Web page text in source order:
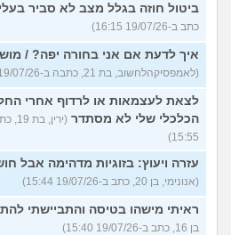
ביטול חוזה בגלל מצב לא סביר
כתב ב-19/07/26 16:15)
איך לדעת אם אני בחורה יפה? /
(לאמפסיקהלחשוב, בת 21, כתבה ב-19/07/26 16:04)
לצאת לעצמאות או לרדוף אחרי
הכלכלי שלי לא מסתדר
15:55)
עזרה ויעוץ: בזוגיות מדהימה אבל
(אנונימי, בן 20, כתב ב-19/07/26 15:44)
ראיתי מישהו בטיסה והתביישתי
בן 16, כתב ב-19/07/26 15:40)